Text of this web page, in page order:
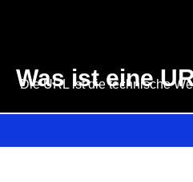
Was ist eine
Die URL ist die technische